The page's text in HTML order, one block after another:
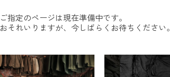
ご指定のページは現在準備中です。
おそれいりますが、今しばらくお待ちください。